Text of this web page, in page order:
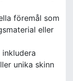
föremål som
eller
inkludera
unika skinn